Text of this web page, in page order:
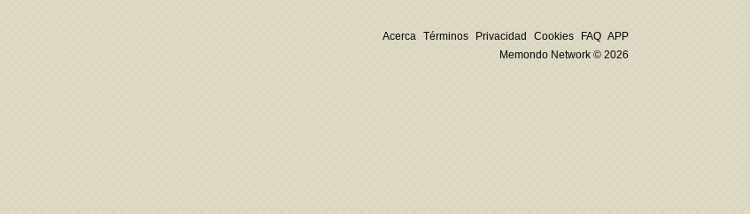
Acerca Términos Privacidad Cookies FAQ APP
Memondo Network © 2026